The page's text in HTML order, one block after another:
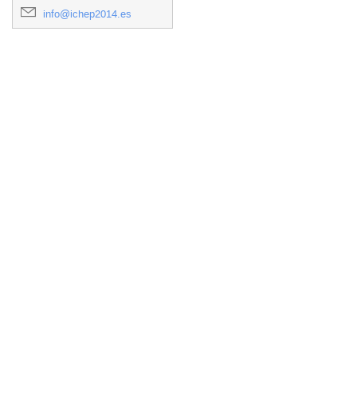
info@ichep2014.es